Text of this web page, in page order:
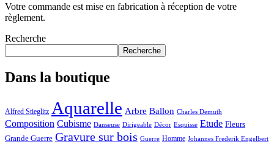
Votre commande est mise en fabrication à réception de votre
règlement.
Recherche
Recherche
Dans la boutique
Alfred Stieglitz Aquarelle Arbre Ballon Charles Demuth
Composition Cubisme Danseuse Dirigeable Décor Esquisse Etude Fleurs
Grande Guerre Gravure sur bois Guerre Homme Johannes Frederik Engelbert